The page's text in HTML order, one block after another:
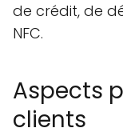
de crédit, de
NFC.
Aspects
clients